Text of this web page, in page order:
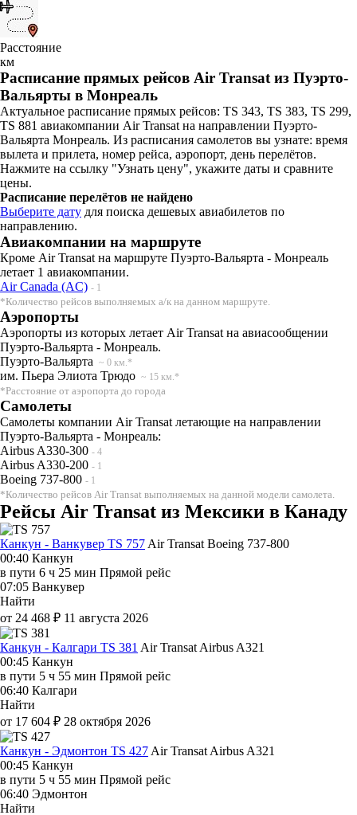
Расстояние
км
Расписание прямых рейсов Air Transat из Пуэрто-
Вальярты в Монреаль
Актуальное расписание прямых рейсов: TS 343, TS 383, TS 299,
TS 881 авиакомпании Air Transat на направлении Пуэрто-
Вальярта Монреаль. Из расписания самолетов вы узнате: время
вылета и прилета, номер рейса, аэропорт, день перелётов.
Нажмите на ссылку "Узнать цену", укажите даты и сравните
цены.
Расписание перелётов не найдено
Выберите дату для поиска дешевых авиабилетов по
направлению.
Авиакомпании на маршруте
Кроме Air Transat на маршруте Пуэрто-Вальярта - Монреаль
летает 1 авиакомпании.
Air Canada (AC) - 1
*Количество рейсов выполняемых а/к на данном маршруте.
Аэропорты
Аэропорты из которых летает Air Transat на авиасообщении
Пуэрто-Вальярта - Монреаль.
Пуэрто-Вальярта ~ 0 км.*
им. Пьера Элиота Трюдо ~ 15 км.*
*Расстояние от аэропорта до города
Самолеты
Самолеты компании Air Transat летающие на направлении
Пуэрто-Вальярта - Монреаль:
Airbus A330-300 - 4
Airbus A330-200 - 1
Boeing 737-800 - 1
*Количество рейсов Air Transat выполняемых на данной модели самолета.
Рейсы Air Transat из Мексики в Канаду
Канкун - Ванкувер TS 757 Air Transat Boeing 737-800
00:40 Канкун
в пути 6 ч 25 мин Прямой рейс
07:05 Ванкувер
Найти
от 24 468 ₽ 11 августа 2026
Канкун - Калгари TS 381 Air Transat Airbus A321
00:45 Канкун
в пути 5 ч 55 мин Прямой рейс
06:40 Калгари
Найти
от 17 604 ₽ 28 октября 2026
Канкун - Эдмонтон TS 427 Air Transat Airbus A321
00:45 Канкун
в пути 5 ч 55 мин Прямой рейс
06:40 Эдмонтон
Найти